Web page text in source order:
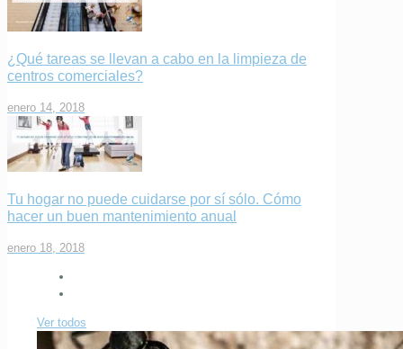
¿Qué tareas se llevan a cabo en la limpieza de
centros comerciales?
enero 14, 2018
Tu hogar no puede cuidarse por sí sólo. Cómo
hacer un buen mantenimiento anual
enero 18, 2018
Ver todos